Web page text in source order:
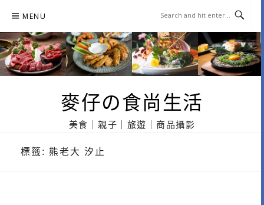
content
MENU
麥仔の食尚生活
美食｜親子｜旅遊｜商品攝影
標籤: 熊老大 汐止